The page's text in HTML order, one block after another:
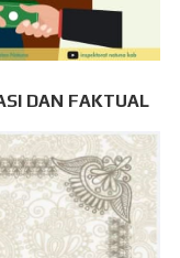
DAN FAKTUAL